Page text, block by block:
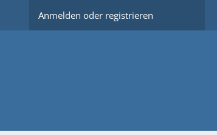
Anmelden oder registrieren